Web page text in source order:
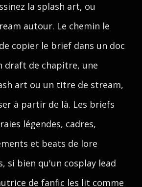
la splash art, ou
autour. Le chemin le
copier le brief dans un doc
draft de chapitre, une
art ou un titre de stream,
à partir de là. Les briefs
légendes, cadres,
et beats de lore
si bien qu'un cosplay lead
de fanfic les lit comme